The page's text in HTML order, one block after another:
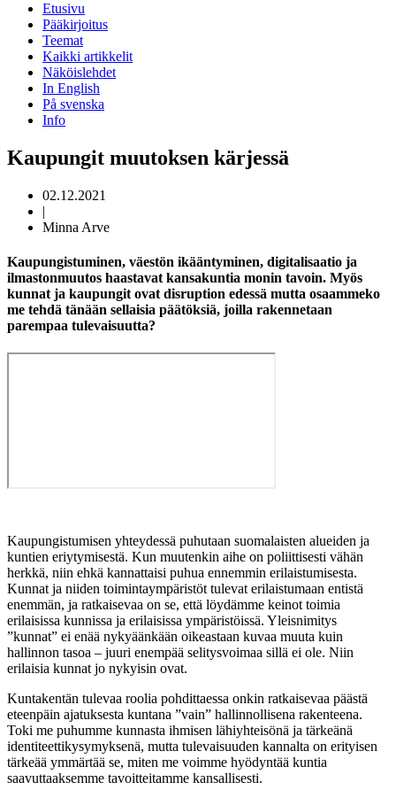
Etusivu
Pääkirjoitus
Teemat
Kaikki artikkelit
Näköislehdet
In English
På svenska
Info
Kaupungit muutoksen kärjessä
02.12.2021
|
Minna Arve
Kaupungistuminen, väestön ikääntyminen, digitalisaatio ja
ilmastonmuutos haastavat kansakuntia monin tavoin. Myös
kunnat ja kaupungit ovat disruption edessä mutta osaammeko
me tehdä tänään sellaisia päätöksiä, joilla rakennetaan
parempaa tulevaisuutta?
Kaupungistumisen yhteydessä puhutaan suomalaisten alueiden ja
kuntien eriytymisestä. Kun muutenkin aihe on poliittisesti vähän
herkkä, niin ehkä kannattaisi puhua ennemmin erilaistumisesta.
Kunnat ja niiden toimintaympäristöt tulevat erilaistumaan entistä
enemmän, ja ratkaisevaa on se, että löydämme keinot toimia
erilaisissa kunnissa ja erilaisissa ympäristöissä. Yleisnimitys
”kunnat” ei enää nykyäänkään oikeastaan kuvaa muuta kuin
hallinnon tasoa – juuri enempää selitysvoimaa sillä ei ole. Niin
erilaisia kunnat jo nykyisin ovat.
Kuntakentän tulevaa roolia pohdittaessa onkin ratkaisevaa päästä
eteenpäin ajatuksesta kuntana ”vain” hallinnollisena rakenteena.
Toki me puhumme kunnasta ihmisen lähiyhteisönä ja tärkeänä
identiteettikysymyksenä, mutta tulevaisuuden kannalta on erityisen
tärkeää ymmärtää se, miten me voimme hyödyntää kuntia
saavuttaaksemme tavoitteitamme kansallisesti.